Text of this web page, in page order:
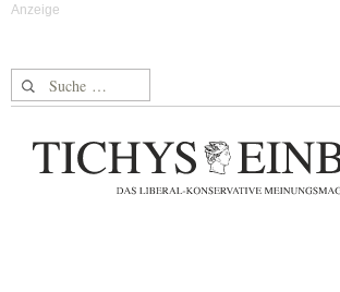
Suche nach: